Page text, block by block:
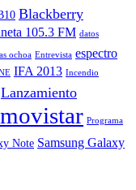
Blackberry
105.3 FM datos
ochoa Entrevista espectro
IFA 2013 Incendio
Lanzamiento
movistar Programa
Note Samsung Galaxy